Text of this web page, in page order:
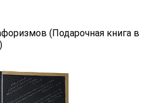
(Подарочная книга в